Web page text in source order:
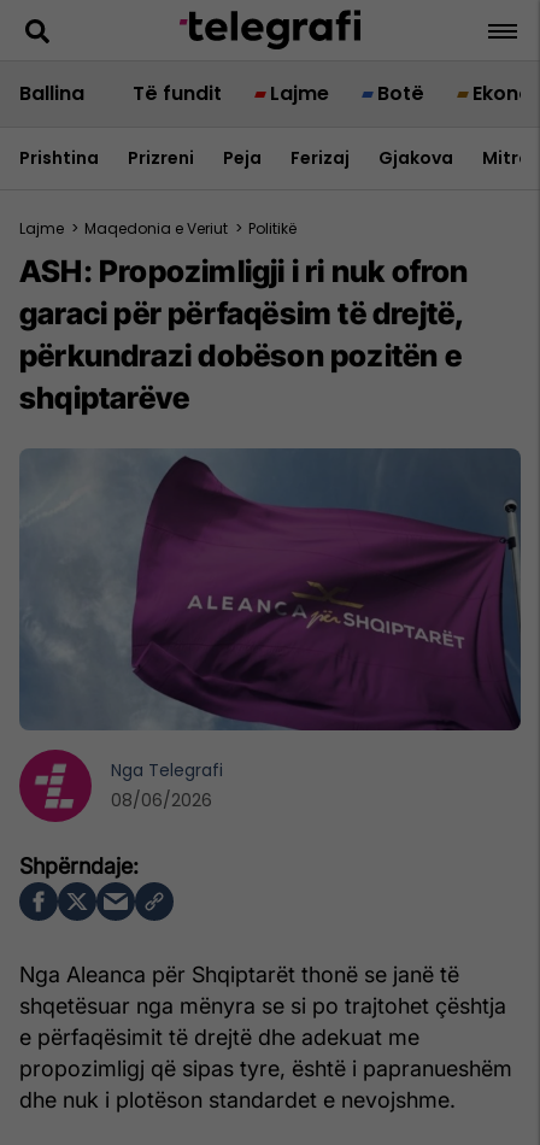
Ballina Të fundit Lajme Botë
Prishtina Prizreni Peja Ferizaj Gjakova
Lajme > Maqedonia e Veriut > Politikë
ASH: Propozimligji i ri nuk ofron
garaci për përfaqësim të drejtë,
përkundrazi dobëson pozitën e
shqiptarëve
Nga Aleanca për Shqiptarët thonë se janë të
shqetësuar nga mënyra se si po trajtohet çështja
e përfaqësimit të drejtë dhe adekuat me
propozimligj që sipas tyre, është i papranueshëm
dhe nuk i plotëson standardet e nevojshme.
Nga Telegrafi
08/06/2026